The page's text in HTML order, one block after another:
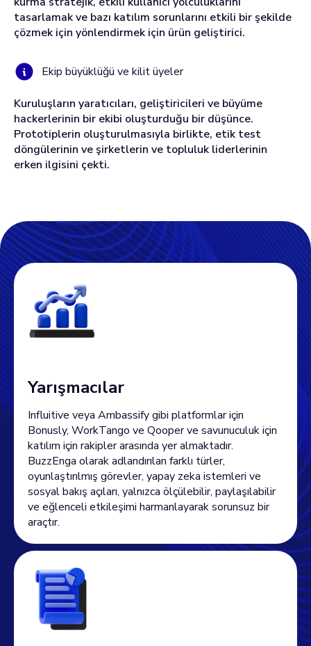
tasarlamak ve bazı katılım sorunlarını etkili bir şekilde
çözmek için yönlendirmek için ürün geliştirici.
Ekip büyüklüğü ve kilit üyeler
Kuruluşların yaratıcıları, geliştiricileri ve büyüme
hackerlerinin bir ekibi oluşturduğu bir düşünce.
Prototiplerin oluşturulmasıyla birlikte, etik test
döngülerinin ve şirketlerin ve topluluk liderlerinin
erken ilgisini çekti.
Yarışmacılar
Influitive veya Ambassify gibi platformlar için
Bonusly, WorkTango ve Qooper ve savunuculuk için
katılım için rakipler arasında yer almaktadır.
BuzzEnga olarak adlandırılan farklı türler,
oyunlaştırılmış görevler, yapay zeka istemleri ve
sosyal bakış açıları, yalnızca ölçülebilir, paylaşılabilir
ve eğlenceli etkileşimi harmanlayarak sorunsuz bir
araçtır.